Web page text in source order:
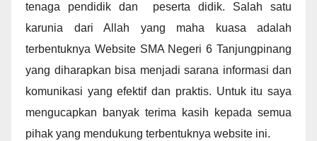
tenaga pendidik dan peserta didik. Salah satu
karunia dari Allah yang maha kuasa adalah
terbentuknya Website SMA Negeri 6 Tanjungpinang
yang diharapkan bisa menjadi sarana informasi dan
komunikasi yang efektif dan praktis. Untuk itu saya
mengucapkan banyak terima kasih kepada semua
pihak yang mendukung terbentuknya website ini.